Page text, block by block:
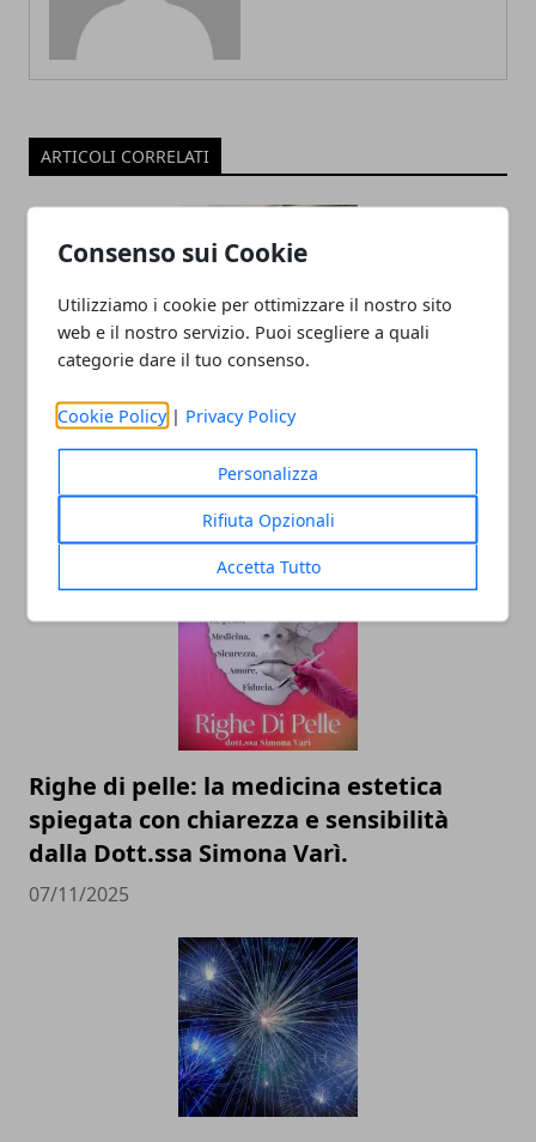
Consenso sui Cookie
Utilizziamo i cookie per ottimizzare il nostro sito
web e il nostro servizio. Puoi scegliere a quali
categorie dare il tuo consenso.
Cookie Policy | Privacy Policy
Personalizza
Rifiuta Opzionali
Accetta Tutto
ARTICOLI CORRELATI
Il professor Nuzzolese, a Torino come a
Bari: scienza e diritti umani nel nome
dell’identità perduta
Righe di pelle: la medicina estetica
spiegata con chiarezza e sensibilità
dalla Dott.ssa Simona Varì.
07/11/2025